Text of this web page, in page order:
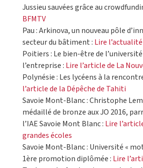
Jussieu sauvées grâce au
BFMTV
Pau : Arkinova, un nouveau pôle
secteur du bâtiment : Lire
Poitiers : Le bien-être de
l’entreprise : Lire l’article de La
Polynésie : Les lycéens à la
l’article de la Dépêche de Tahiti
Savoie Mont-Blanc : Christophe
médaillé de bronze aux JO 2016,
l’IAE Savoie Mont Blanc : Lire
grandes écoles
Savoie Mont-Blanc : Université «
1ère promotion diplômée : Lire